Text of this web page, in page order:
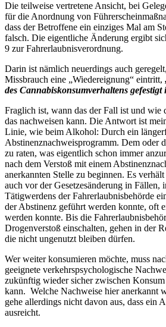
Die teilweise vertretene Ansicht, bei
für die Anordnung von
dass der Betroffene ein einziges Mal am
falsch. Die eigentliche Änderung ergibt
9 zur Fahrerlaubnisverordnung.
Darin ist nämlich neuerdings auch
Missbrauch eine „Wiedereignung“ eintritt,
des Cannabiskonsumverhaltens gefestigt
Fraglich ist, wann das der Fall ist und wie
das nachweisen kann. Die Antwort ist
Linie, wie beim Alkohol: Durch ein
Abstinenznachweisprogramm. Dem oder
zu raten, was eigentlich schon immer
nach dem Verstoß mit einem
anerkannten Stelle zu beginnen. Es
auch vor der Gesetzesänderung in Fällen,
Tätigwerdens der Fahrerlaubnisbehörde
der Abstinenz geführt werden konnte, oft
werden konnte. Bis die
Drogenverstoß einschalten, gehen in der
die nicht ungenutzt bleiben dürfen.
Wer weiter konsumieren möchte, muss
geeignete verkehrspsychologische
zukünftig wieder sicher zwischen Konsum
kann. Welche Nachweise hier anerkannt
gehe allerdings nicht davon aus, dass ein
ausreicht.